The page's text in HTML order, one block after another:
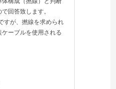
回答致します。
すが、撚線を求められ
ーブルを使用される